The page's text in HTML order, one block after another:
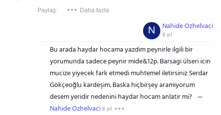
Paylaş: Daha fazla
Nahide Ozhelvaci
8 yıl
N
Bu arada haydar hocama yazdim peynirle ilgili bir
yorumunda sadece peynir mide&12p. Barsagi ülseri icin
mucize yiyecek fark etmedi muhtemel iletirsiniz Serdar
Gökçeoğlu kardeşim. Baska hiçbirşey aramiyorum
desem yeridir nedenini haydar hocam anlatir mi?
Nahide Ozhelvaci8 yıl